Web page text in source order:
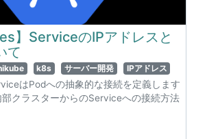
】ServiceのIPアドレスと
て
k8s サーバー開発 IPアドレス
はPodへの抽象的な接続を定義します
クラスターからのServiceへの接続方法